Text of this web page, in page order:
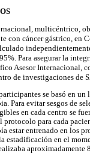
multicéntrico,
con cáncer gástrico, en
Para asegurar la
Asesor Internacional,
de investigaciones de
se basó en
Para evitar sesgos de
en cada centro se
para cada
estar entrenado en los
estadificación en el